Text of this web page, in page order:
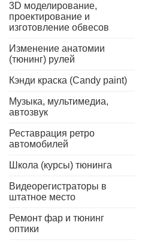
3D моделирование,
проектирование и
изготовление обвесов
Изменение анатомии
(тюнинг) рулей
Кэнди краска (Candy paint)
Музыка, мультимедиа,
автозвук
Реставрация ретро
автомобилей
Школа (курсы) тюнинга
Видеорегистраторы в
штатное место
Ремонт фар и тюнинг
оптики